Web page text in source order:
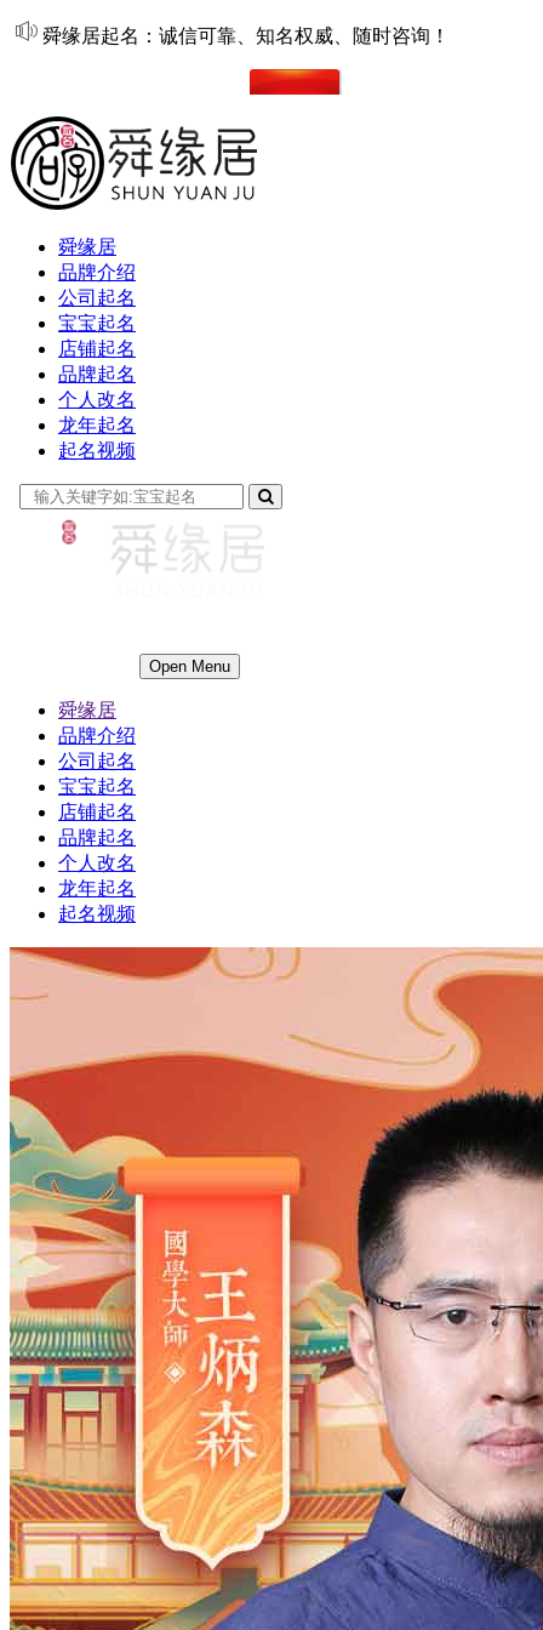
舜缘居起名：诚信可靠、知名权威、随时咨询！
舜缘居
品牌介绍
公司起名
宝宝起名
店铺起名
品牌起名
个人改名
龙年起名
起名视频
Open Menu
舜缘居
品牌介绍
公司起名
宝宝起名
店铺起名
品牌起名
个人改名
龙年起名
起名视频